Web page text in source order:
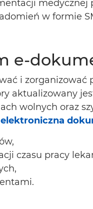
medycznej
w formie
e-
i zorganizować
aktualizowany
wolnych oraz
elektroniczna
czasu pracy